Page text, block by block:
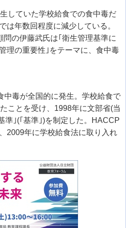
していた学校給食での食中毒だ
は年数回程度に減少している。
問の伊藤武氏は｢衛生管理基準に
理の重要性｣をテーマに、食中毒
中毒が全国的に発生。学校給食で
ことを受け、 1998年に文部省(当
準｣(｢基準｣)を制定した。
HACCP
2009年に学校給食法に取り入れ